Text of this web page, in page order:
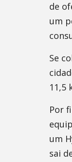
de
um
Se
11,5
Por
um
sai